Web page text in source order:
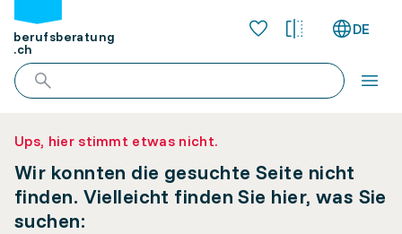
berufsberatung
.ch
DE
Ups, hier stimmt etwas nicht.
Wir konnten die gesuchte Seite nicht
finden. Vielleicht finden Sie hier, was Sie
suchen: